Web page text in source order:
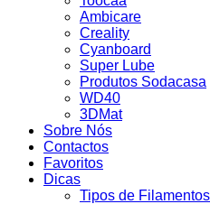
Ambicare
Creality
Cyanboard
Super Lube
Produtos Sodacasa
WD40
3DMat
Sobre Nós
Contactos
Favoritos
Dicas
Tipos de